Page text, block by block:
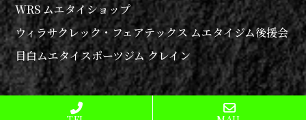
WRS ムエタイショップ
ウィラサクレック・フェアテックス ムエタイジム後援会
目白ムエタイスポーツジム クレイン
© 2022 WEERASAKRECK FAIRTEX MUATHAI GYM. All rights